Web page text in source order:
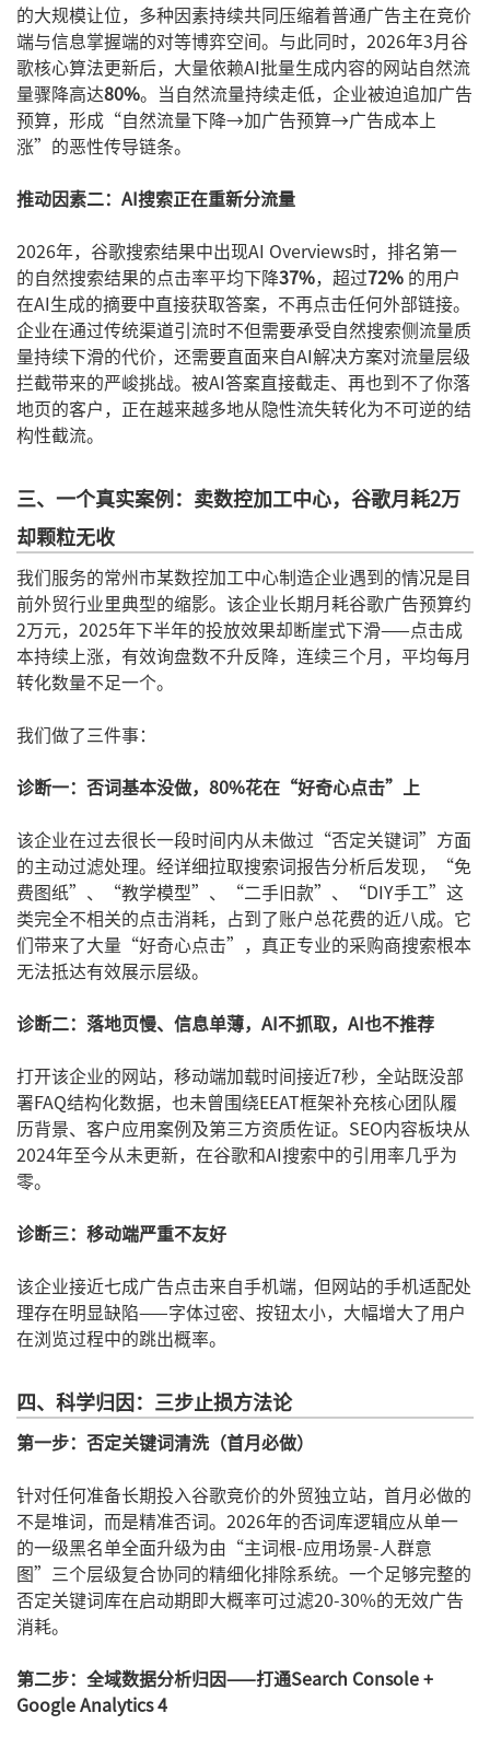
的大规模让位，多种因素持续共同压缩着普通广告主在竞价
端与信息掌握端的对等博弈空间。与此同时，2026年3月谷
歌核心算法更新后，大量依赖AI批量生成内容的网站自然流
量骤降高达80%。当自然流量持续走低，企业被迫追加广告
预算，形成“自然流量下降→加广告预算→广告成本上
涨”的恶性传导链条。
推动因素二：AI搜索正在重新分流量
2026年，谷歌搜索结果中出现AI Overviews时，排名第一
的自然搜索结果的点击率平均下降37%，超过72% 的用户
在AI生成的摘要中直接获取答案，不再点击任何外部链接。
企业在通过传统渠道引流时不但需要承受自然搜索侧流量质
量持续下滑的代价，还需要直面来自AI解决方案对流量层级
拦截带来的严峻挑战。被AI答案直接截走、再也到不了你落
地页的客户，正在越来越多地从隐性流失转化为不可逆的结
构性截流。
三、一个真实案例：卖数控加工中心，谷歌月耗2万
却颗粒无收
我们服务的常州市某数控加工中心制造企业遇到的情况是目
前外贸行业里典型的缩影。该企业长期月耗谷歌广告预算约
2万元，2025年下半年的投放效果却断崖式下滑——点击成
本持续上涨，有效询盘数不升反降，连续三个月，平均每月
转化数量不足一个。
我们做了三件事：
诊断一：否词基本没做，80%花在“好奇心点击”上
该企业在过去很长一段时间内从未做过“否定关键词”方面
的主动过滤处理。经详细拉取搜索词报告分析后发现，“免
费图纸”、“教学模型”、“二手旧款”、“DIY手工”这
类完全不相关的点击消耗，占到了账户总花费的近八成。它
们带来了大量“好奇心点击”，真正专业的采购商搜索根本
无法抵达有效展示层级。
诊断二：落地页慢、信息单薄，AI不抓取，AI也不推荐
打开该企业的网站，移动端加载时间接近7秒，全站既没部
署FAQ结构化数据，也未曾围绕EEAT框架补充核心团队履
历背景、客户应用案例及第三方资质佐证。SEO内容板块从
2024年至今从未更新，在谷歌和AI搜索中的引用率几乎为
零。
诊断三：移动端严重不友好
该企业接近七成广告点击来自手机端，但网站的手机适配处
理存在明显缺陷——字体过密、按钮太小，大幅增大了用户
在浏览过程中的跳出概率。
四、科学归因：三步止损方法论
第一步：否定关键词清洗（首月必做）
针对任何准备长期投入谷歌竞价的外贸独立站，首月必做的
不是堆词，而是精准否词。2026年的否词库逻辑应从单一
的一级黑名单全面升级为由“主词根-应用场景-人群意
图”三个层级复合协同的精细化排除系统。一个足够完整的
否定关键词库在启动期即大概率可过滤20-30%的无效广告
消耗。
第二步：全域数据分析归因——打通Search Console +
Google Analytics 4